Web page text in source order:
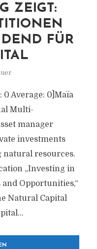
ZEIGT:
FÜR
0 Average: 0]Maïa
Multi-
manager
investments
natural resources.
„Investing in
Opportunities,“
Natural Capital